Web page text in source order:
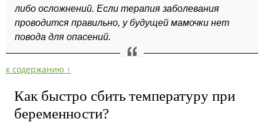
либо осложнений. Если терапия заболевания
проводится правильно, у будущей мамочки нет
повода для опасений.
к содержанию ↑
Как быстро сбить температуру при
беременности?